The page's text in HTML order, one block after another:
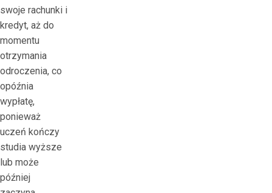
swoje rachunki i
kredyt, aż do
momentu
otrzymania
odroczenia, co
opóźnia
wypłatę,
ponieważ
uczeń kończy
studia wyższe
lub może
później
н
о
е
к
а
з
и
н
о
К
а
к